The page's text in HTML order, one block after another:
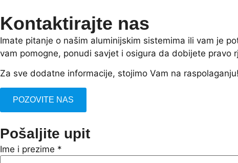
Kontaktirajte nas
Imate pitanje o našim aluminijskim sistemima ili vam je
vam pomogne, ponudi savjet i osigura da dobijete pravo
Za sve dodatne informacije, stojimo Vam na raspolaganju!
POZOVITE NAS
Pošaljite upit
Ime i prezime *